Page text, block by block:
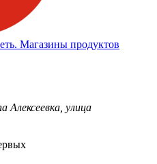
Магазины продуктов
Алексеевка, улица